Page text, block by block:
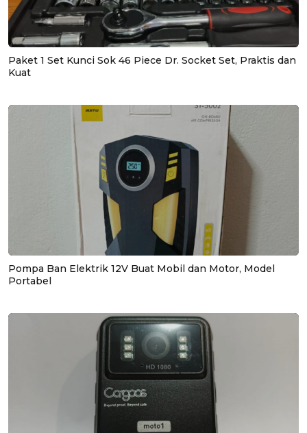
Paket 1 Set Kunci Sok 46 Piece Dr. Socket Set, Praktis dan
Kuat
Pompa Ban Elektrik 12V Buat Mobil dan Motor, Model
Portabel